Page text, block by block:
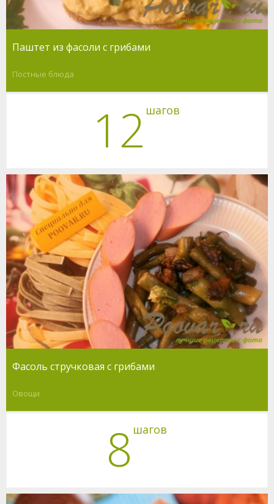
Паштет из фасоли c грибами
Постные блюда
12 шагов
Фасоль стручковая с грибами
Овощи
8 шагов